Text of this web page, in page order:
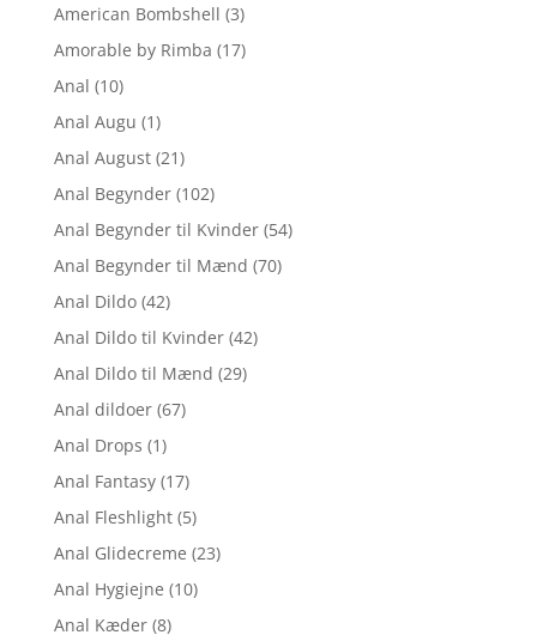
American Bombshell (3)
Amorable by Rimba (17)
Anal (10)
Anal Augu (1)
Anal August (21)
Anal Begynder (102)
Anal Begynder til Kvinder (54)
Anal Begynder til Mænd (70)
Anal Dildo (42)
Anal Dildo til Kvinder (42)
Anal Dildo til Mænd (29)
Anal dildoer (67)
Anal Drops (1)
Anal Fantasy (17)
Anal Fleshlight (5)
Anal Glidecreme (23)
Anal Hygiejne (10)
Anal Kæder (8)